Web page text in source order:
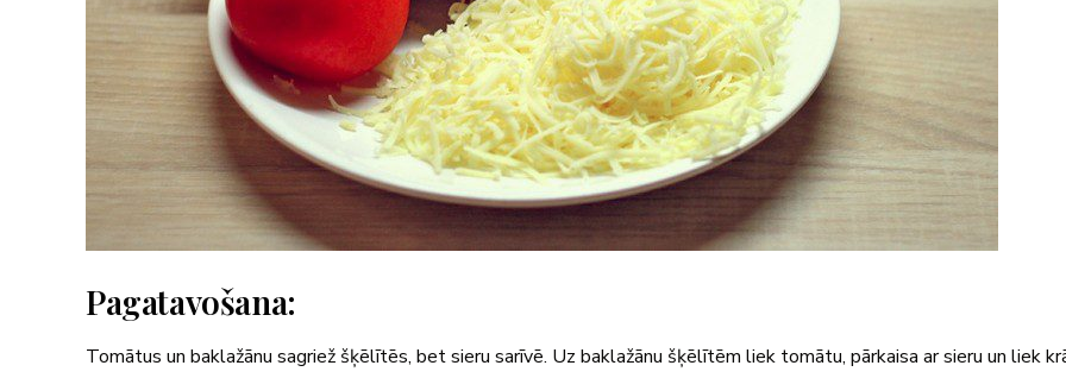
Pagatavošana:
Tomātus un baklažānu sagriež šķēlītēs, bet sieru sarīvē. Uz baklažānu šķēlītēm liek tomātu, pārkaisa ar sieru un liek